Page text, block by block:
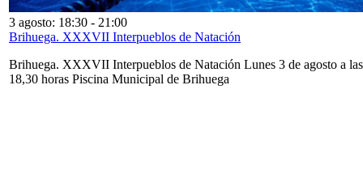
3 agosto: 18:30 - 21:00
Brihuega. XXXVII Interpueblos de Natación
Brihuega. XXXVII Interpueblos de Natación Lunes 3 de agosto a las
18,30 horas Piscina Municipal de Brihuega